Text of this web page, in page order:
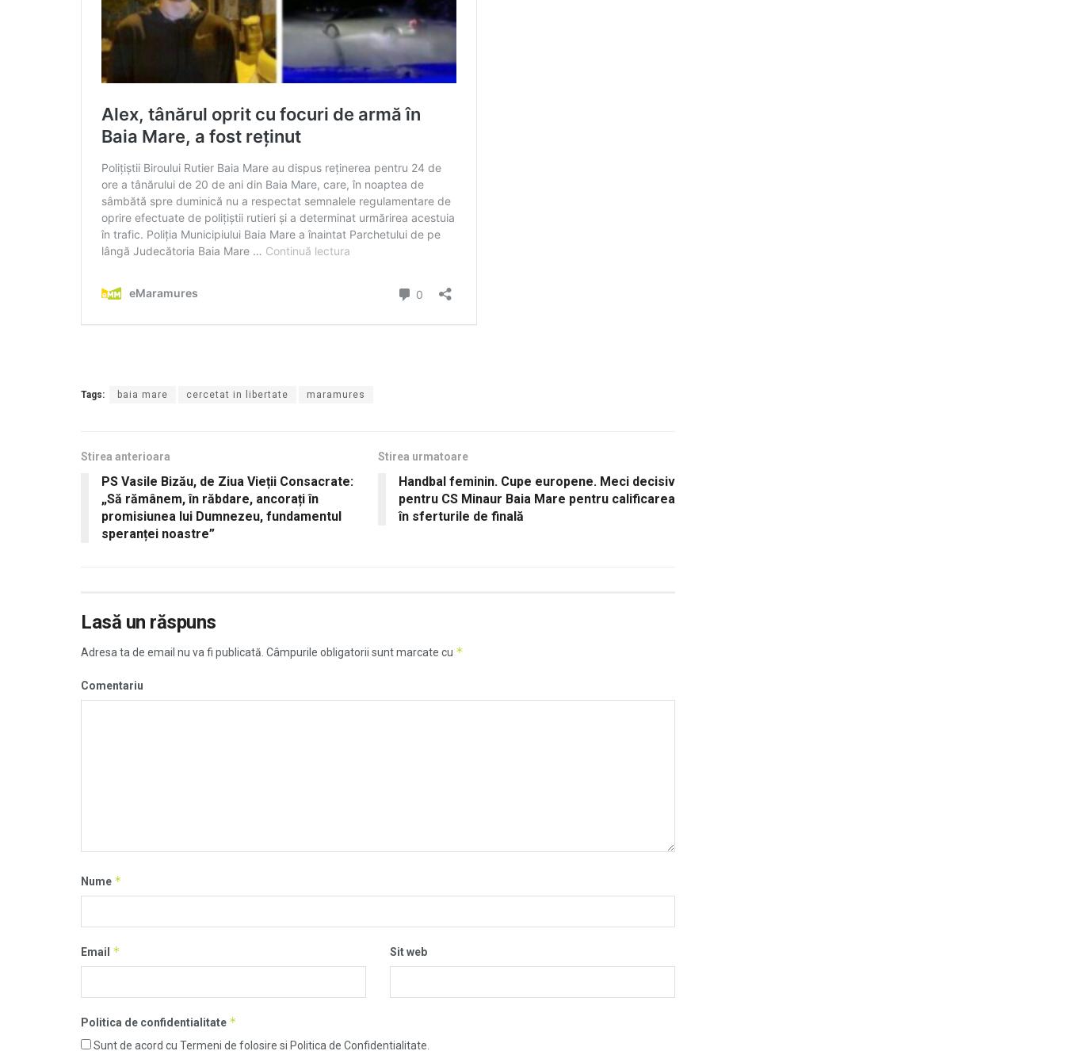
Tags: baia mare cercetat in libertate maramures
Stirea anterioara
PS Vasile Bizău, de Ziua Vieții Consacrate:
„Să rămânem, în răbdare, ancorați în
promisiunea lui Dumnezeu, fundamentul
speranței noastre”
Stirea urmatoare
Handbal feminin. Cupe europene. Meci decisiv
pentru CS Minaur Baia Mare pentru calificarea
în sferturile de finală
Lasă un răspuns
Adresa ta de email nu va fi publicată. Câmpurile obligatorii sunt marcate cu *
Comentariu
Nume *
Email * Sit web
Politica de confidentialitate *
Sunt de acord cu Termeni de folosire si Politica de Confidentialitate.